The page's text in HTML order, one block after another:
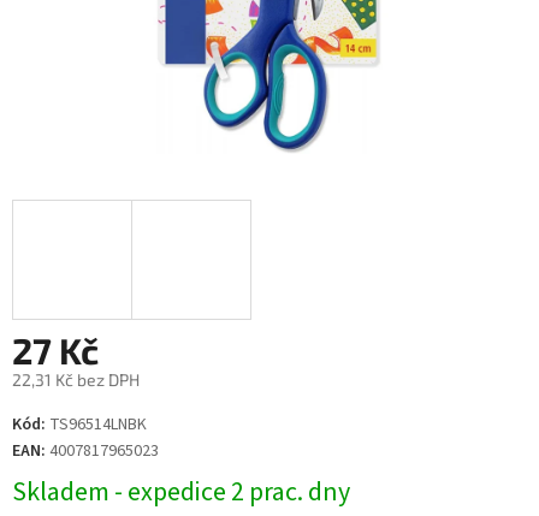
27 Kč
22,31 Kč bez DPH
Měrná
cena:
Kód: TS96514LNBK
EAN: 4007817965023
Skladem - expedice 2 prac. dny